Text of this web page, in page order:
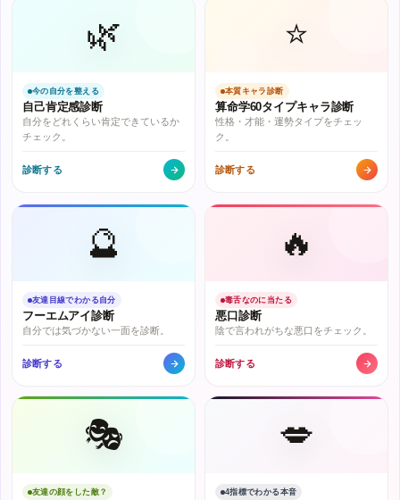
🌿
今の自分を整える
自己肯定感診断
自分をどれくらい肯定できているか
チェック。
診断する
⭐
本質キャラ診断
算命学60タイプキャラ診断
性格・才能・運勢タイプをチェッ
ク。
診断する
🔮
友達目線でわかる自分
フーエムアイ診断
自分では気づかない一面を診断。
診断する
🔥
毒舌なのに当たる
悪口診断
陰で言われがちな悪口をチェック。
診断する
🎭
友達の顔をした敵？
💋
4指標でわかる本音